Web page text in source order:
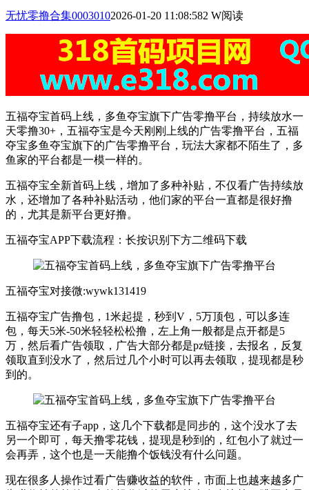
无忧零撸合集00030102026-01-20 11:08:582 W阅读
五福夺宝首码上线，多鱼夺宝旗下广告零撸平台，持续放水一
天零撸30+，五福夺宝是今天刚刚上线的广告零撸平台，五福
夺宝多鱼夺宝旗下的广告零撸平台，玩法大家都不陌生了，多
鱼家的平台都是一模一样的。
五福夺宝全新首码上线，增加了多种补贴，不仅看广告持续放
水，还增加了各种补贴活动，他们家的平台一直都是很好撸
的，尤其是新平台更好撸。
五福夺宝APP下载流程：长按识别下方二维码下载
五福夺宝对接微:wywk131419
五福夺宝广告撸包，1米起提，秒到V，5万顶包，可以多连
包，每天5米-50米轻轻松松撸，左上角一般都是点开都是5
万，然后看广告领取，广告大部分都是pz链接，去报名，反复
领取直到没水了，然后过几个小时可以再去领取，提现都是秒
到的。
五福夺宝还有子app，这几个下载都是同步的，这个没水了去
另一个即可，每天撸零花钱，提现是秒到的，红包小了就过一
会再弄，这个也是一天能撸个饭钱没有什么问题。
现在很多人操作过看广告赚收益的软件，市面上也越来越多广